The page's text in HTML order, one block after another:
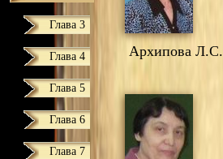
Глава 3
Глава 4
Глава 5
Глава 6
Глава 7
Архипова Л.С.